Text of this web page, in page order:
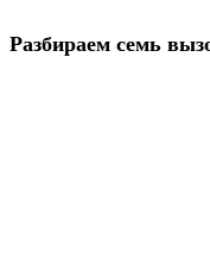
Разбираем семь